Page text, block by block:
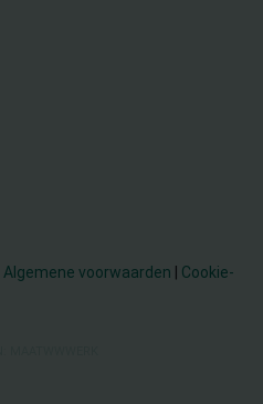
Algemene voorwaarden
Cookie-